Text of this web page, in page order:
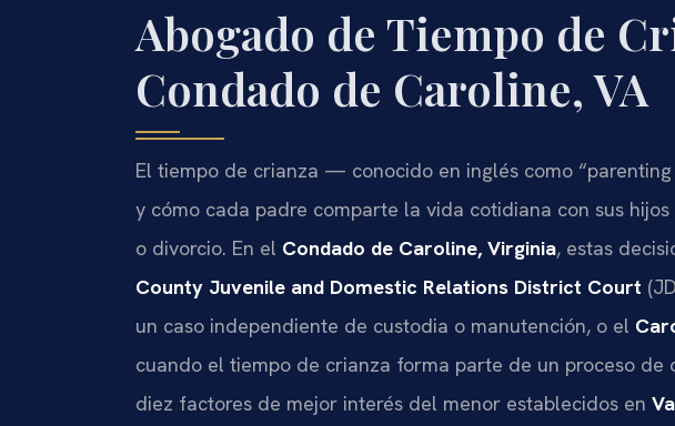
Abogado de Tiempo de
Condado de Caroline, VA
El tiempo de crianza — conocido en inglés como
y cómo cada padre comparte la vida cotidiana con sus
o divorcio. En el Condado de Caroline, Virginia, estas
County Juvenile and Domestic Relations District Court
un caso independiente de custodia o manutención, o el
cuando el tiempo de crianza forma parte de un proceso de
diez factores de mejor interés del menor establecidos en